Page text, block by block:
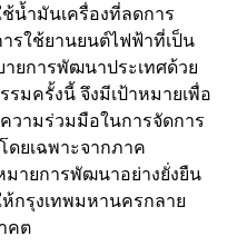
ช้น้ำมันเครื่องที่ลดการ
รใช้ยานยนต์ไฟฟ้าที่เป็น
ยการพัฒนาประเทศด้วย
มครั้งนี้ จึงมีเป้าหมายเพื่อ
วามร่วมมือในการจัดการ
ดยเฉพาะจากภาค
ายการพัฒนาอย่างยั่งยืน
กรุงเทพมหานครกลาย
คต